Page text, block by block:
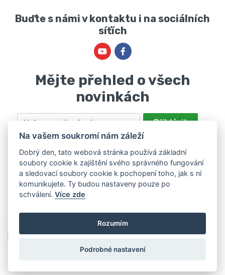
Buďte s námi v kontaktu i na sociálních
síťích
Mějte přehled o všech
novinkách
Email Přihlásit
Odesláním souhlasíte se zpracováním osobních údajů za účelem
nabízení a zpracování marketingových nabídek společností Marie
Haščáková, IČ: 48488861 se sídlem Bánov 697. Máte právo svůj
souhlas odvolat. Více informací vzásadách zpracování osobních
údajů.
Na vašem soukromí nám záleží
Dobrý den, tato webová stránka používá základní
soubory cookie k zajištění svého správného fungování
a sledovací soubory cookie k pochopení toho, jak s ní
komunikujete. Ty budou nastaveny pouze po
schválení.Více zde
Rozumím
Podrobné nastavení